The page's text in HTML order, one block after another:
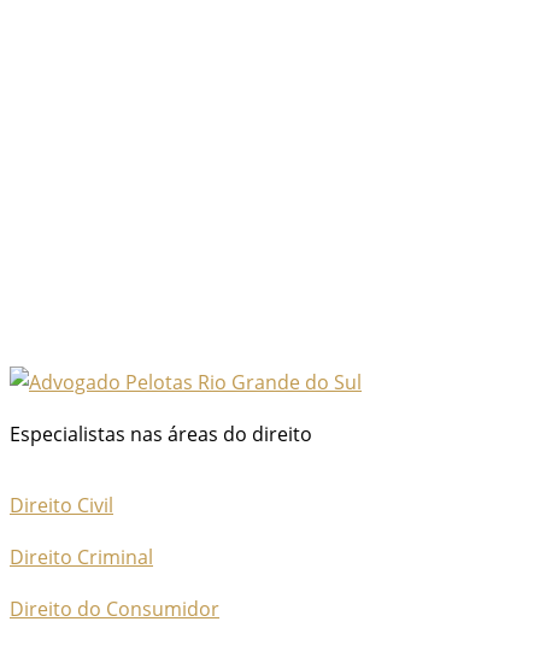
Especialistas nas áreas do direito
Direito Civil
Direito Criminal
Direito do Consumidor